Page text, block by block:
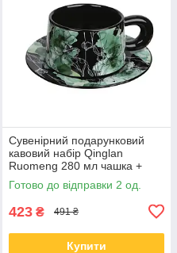
Сувенірний подарунковий
кавовий набір Qinglan
Ruomeng 280 мл чашка +
люстерце + подарункова
коробка керамічний Black
Готово до відправки 2 од.
423 ₴ 491 ₴
Купити